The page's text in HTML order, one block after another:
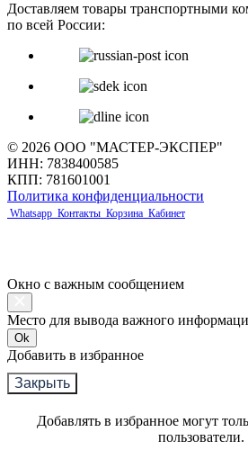
Доставляем товары транспортными
по всей России:
© 2026 ООО "МАСТЕР-ЭКСПЕР"
ИНН: 7838400585
КПП: 781601001
Политика конфиденциальности
Whatsapp Контакты Корзина Кабинет
Окно с важным сообщением
Место для вывода важного
Ok
Добавить в избранное
Закрыть
Добавлять в избранное могут
пользователи.